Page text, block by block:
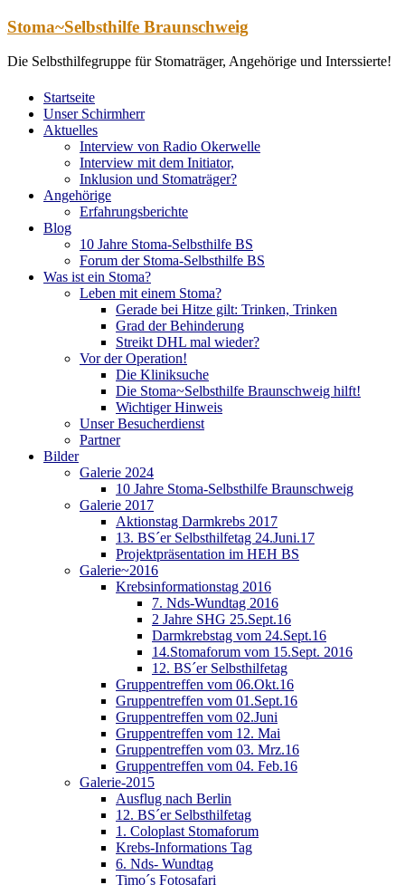
Zum
springen
Stoma~Selbsthilfe Braunschweig
Die Selbsthilfegruppe für Stomaträger, Angehörige und Interssierte!
Startseite
Unser Schirmherr
Aktuelles
Interview von Radio Okerwelle
Interview mit dem Initiator,
Inklusion und Stomaträger?
Angehörige
Erfahrungsberichte
Blog
10 Jahre Stoma-Selbsthilfe BS
Forum der Stoma-Selbsthilfe BS
Was ist ein Stoma?
Leben mit einem Stoma?
Gerade bei Hitze gilt: Trinken, Trinken
Grad der Behinderung
Streikt DHL mal wieder?
Vor der Operation!
Die Kliniksuche
Die Stoma~Selbsthilfe Braunschweig hilft!
Wichtiger Hinweis
Unser Besucherdienst
Partner
Bilder
Galerie 2024
10 Jahre Stoma-Selbsthilfe Braunschweig
Galerie 2017
Aktionstag Darmkrebs 2017
13. BS´er Selbsthilfetag 24.Juni.17
Projektpräsentation im HEH BS
Galerie~2016
Krebsinformationstag 2016
7. Nds-Wundtag 2016
2 Jahre SHG 25.Sept.16
Darmkrebstag vom 24.Sept.16
14.Stomaforum vom 15.Sept. 2016
12. BS´er Selbsthilfetag
Gruppentreffen vom 06.Okt.16
Gruppentreffen vom 01.Sept.16
Gruppentreffen vom 02.Juni
Gruppentreffen vom 12. Mai
Gruppentreffen vom 03. Mrz.16
Gruppentreffen vom 04. Feb.16
Galerie-2015
Ausflug nach Berlin
12. BS´er Selbsthilfetag
1. Coloplast Stomaforum
Krebs-Informations Tag
6. Nds- Wundtag
Timo´s Fotosafari